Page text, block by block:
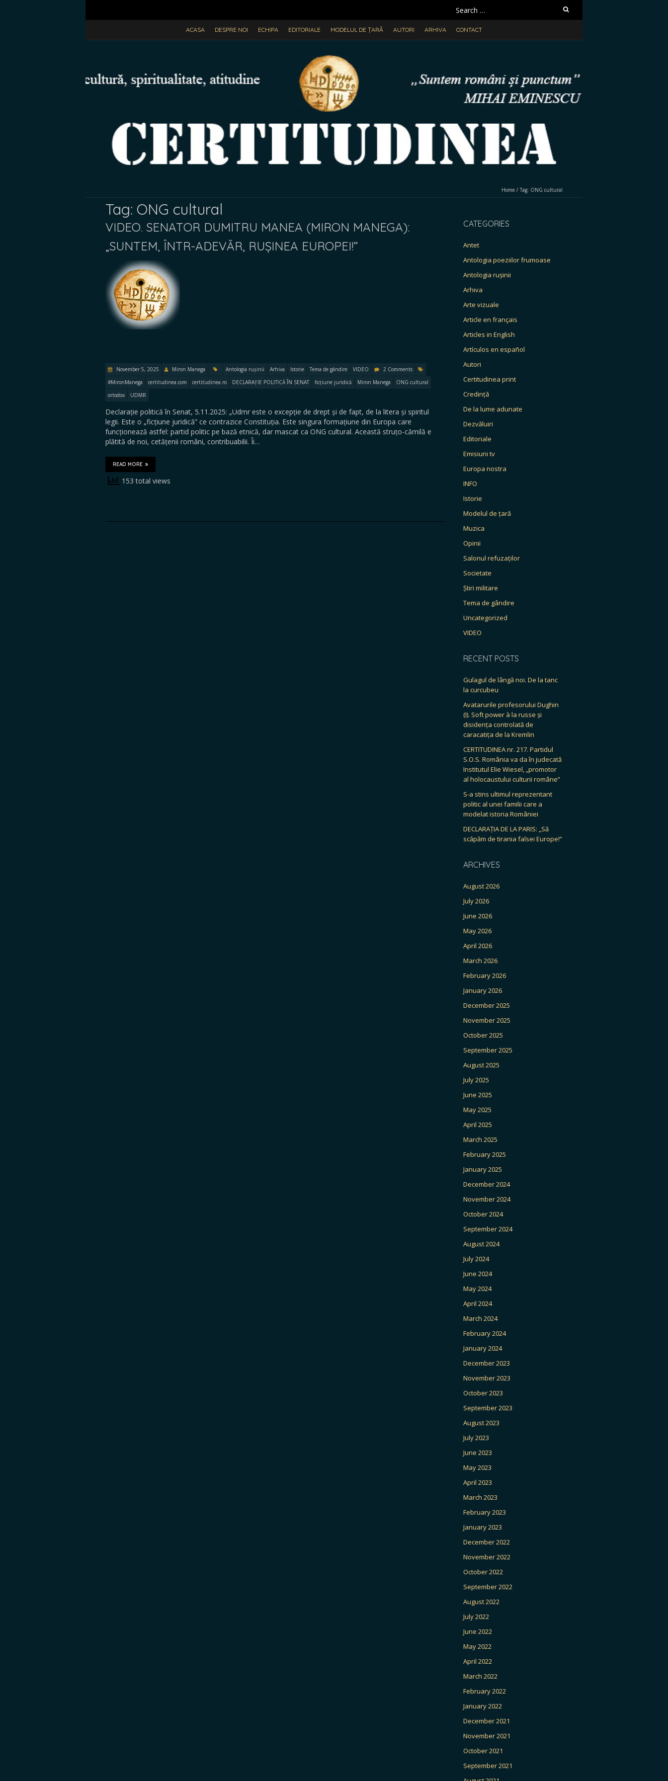
Search
for:
ACASA DESPRE NOI ECHIPA EDITORIALE MODELUL DE ȚARĂ AUTORI ARHIVA CONTACT
Home / Tag: ONG cultural
Tag: ONG cultural
VIDEO. SENATOR DUMITRU MANEA (MIRON MANEGA):
„SUNTEM, ÎNTR-ADEVĂR, RUȘINEA EUROPEI!”
November 5, 2025 Miron Manega Antologia rușinii Arhiva Istorie Tema de gândire VIDEO
2 Comments
#MironManega
certitudinea.com certitudinea.ro DECLARAȚIE POLITICĂ ÎN SENAT ficțiune juridică Miron Manega
ONG cultural
ortodox
UDMR
Declarație politică în Senat, 5.11.2025: „Udmr este o excepție de drept și de fapt, de la litera și spiritul
legii. Este o „ficțiune juridică” ce contrazice Constituția. Este singura formațiune din Europa care
funcționează astfel: partid politic pe bază etnică, dar mascat ca ONG cultural. Această struțo-cămilă e
plătită de noi, cetățenii români, contribuabilii. Îi…
READ MORE
153 total views
CATEGORIES
Antet
Antologia poeziilor frumoase
Antologia rușinii
Arhiva
Arte vizuale
Article en français
Articles in English
Artículos en español
Autori
Certitudinea print
Credință
De la lume adunate
Dezvăluiri
Editoriale
Emisiuni tv
Europa nostra
INFO
Istorie
Modelul de țară
Muzica
Opinii
Salonul refuzaților
Societate
Știri militare
Tema de gândire
Uncategorized
VIDEO
RECENT POSTS
Gulagul de lângă noi. De la tanc
la curcubeu
Avatarurile profesorului Dughin
(I). Soft power à la russe și
disidența controlată de
caracatița de la Kremlin
CERTITUDINEA nr. 217. Partidul
S.O.S. România va da în judecată
Institutul Elie Wiesel, „promotor
al holocaustului culturii române”
S-a stins ultimul reprezentant
politic al unei familii care a
modelat istoria României
DECLARAȚIA DE LA PARIS: „Să
scăpăm de tirania falsei Europe!”
ARCHIVES
August 2026
July 2026
June 2026
May 2026
April 2026
March 2026
February 2026
January 2026
December 2025
November 2025
October 2025
September 2025
August 2025
July 2025
June 2025
May 2025
April 2025
March 2025
February 2025
January 2025
December 2024
November 2024
October 2024
September 2024
August 2024
July 2024
June 2024
May 2024
April 2024
March 2024
February 2024
January 2024
December 2023
November 2023
October 2023
September 2023
August 2023
July 2023
June 2023
May 2023
April 2023
March 2023
February 2023
January 2023
December 2022
November 2022
October 2022
September 2022
August 2022
July 2022
June 2022
May 2022
April 2022
March 2022
February 2022
January 2022
December 2021
November 2021
October 2021
September 2021